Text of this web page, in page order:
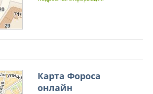
Карта Фороса
онлайн